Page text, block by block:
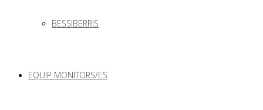
BESSIBERRIS
EQUIP MONITORS/ES